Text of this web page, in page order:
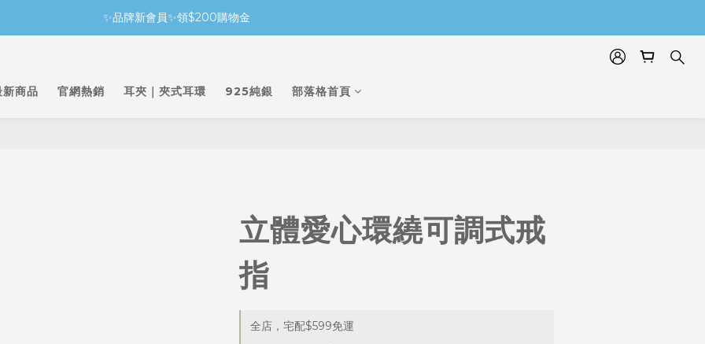
✨品牌新會員✨領$200購物金
新商品 官網熱銷 耳夾｜夾式耳環 925純銀 部落格首頁
立體愛心環繞可調式戒
指
全店，宅配$599免運